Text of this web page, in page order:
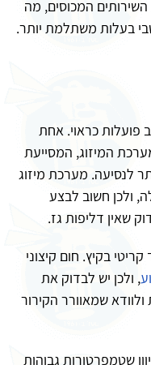
המכוסים, מה
בעלות משתלמת יותר.
פועלות כראוי. אחת
המיזוג, המסייעת
לנסיעה. מערכת מיזוג
ולכן חשוב לבצע
שאין דליפות גז.
בקיץ. חום קיצוני
, ולכן יש לבדוק את
ולוודא שמאוורר הקירור
שטמפרטורות גבוהות